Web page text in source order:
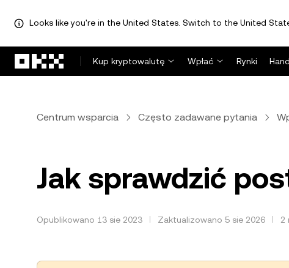
Looks like you're in the United States. Switch to the United
Kup kryptowalutę
Wpłać Rynki
Centrum wsparcia Często zadawane pytania
Jak sprawdzić
Opublikowano 13 sie 2023 Zaktualizowano 5 sie 2026 2